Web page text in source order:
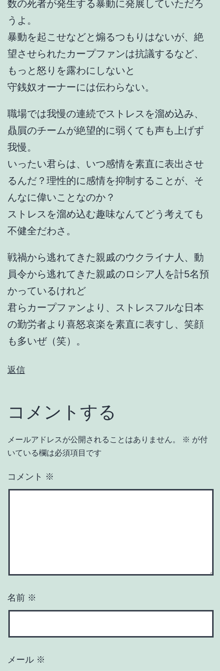
数の死者が発生する暴動に発展していただろ
うよ。
暴動を起こせなどと煽るつもりはないが、絶
望させられたカープファンは抗議するなど、
もっと怒りを露わにしないと
守銭奴オーナーには伝わらない。
職場では我慢の連続でストレスを溜め込み、
贔屓のチームが絶望的に弱くても声も上げず
我慢。
いったい君らは、いつ感情を素直に表出させ
るんだ？理性的に感情を抑制することが、そ
んなに偉いことなのか？
ストレスを溜め込む趣味なんてどう考えても
不健全だわさ。
戦禍から逃れてきた親戚のウクライナ人、動
員令から逃れてきた親戚のロシア人を計5名預
かっているけれど
君らカープファンより、ストレスフルな日本
の勤労者より喜怒哀楽を素直に表すし、笑顔
も多いぜ（笑）。
返信
コメントする
メールアドレスが公開されることはありません。 ※ が付
いている欄は必須項目です
コメント ※
名前 ※
メール ※